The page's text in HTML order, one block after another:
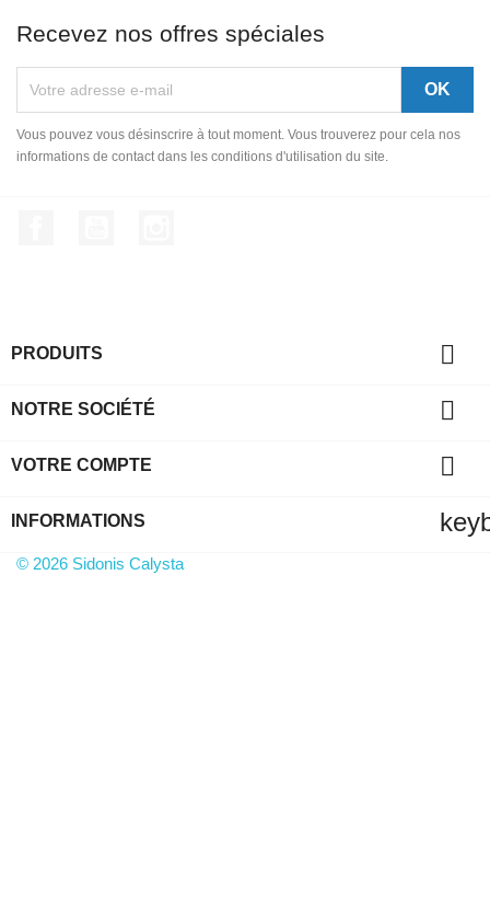
Recevez nos offres spéciales
Vous pouvez vous désinscrire à tout moment. Vous trouverez pour cela nos
informations de contact dans les conditions d'utilisation du site.
PRODUITS 
NOTRE SOCIÉTÉ 
VOTRE COMPTE 
INFORMATIONS
© 2026 Sidonis Calysta